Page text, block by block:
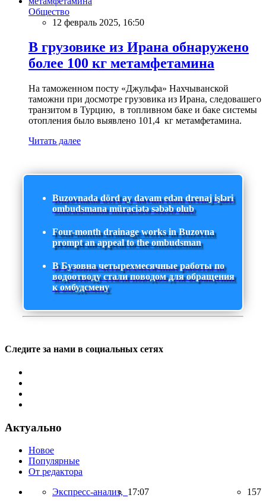
Общество
12 февраль 2025, 16:50
В грузовике из Ирана обнаружено
более 100 кг метамфетамина
На таможенном посту «Джульфа» Нахчыванской
таможни при досмотре грузовика из Ирана, следовашего
транзитом в Турцию, в топливном баке и баке системы
отопления было выявлено 101,4 кг метамфетамина.
Читать далее
Buzovnada dörd ay davam edən drenaj işləri
ombudsmana müraciətə səbəb olub
Four-month drainage works in Buzovna
prompt an appeal to the ombudsman
В Бузовна четырехмесячные работы по
водоотводу стали поводом для обращения
к омбудсмену
Следите за нами в социальных сетях
Актуально
Новое
Популярные
От редактора
Экспресс-анализ, 17:07 157